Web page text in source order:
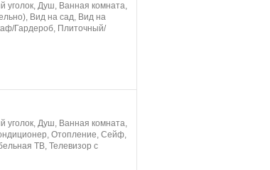
уголок, Душ, Ванная комната,
Вид на сад, Вид на
Гардероб, Плиточный/
уголок, Душ, Ванная комната,
Отопление, Сейф,
ТВ, Телевизор с